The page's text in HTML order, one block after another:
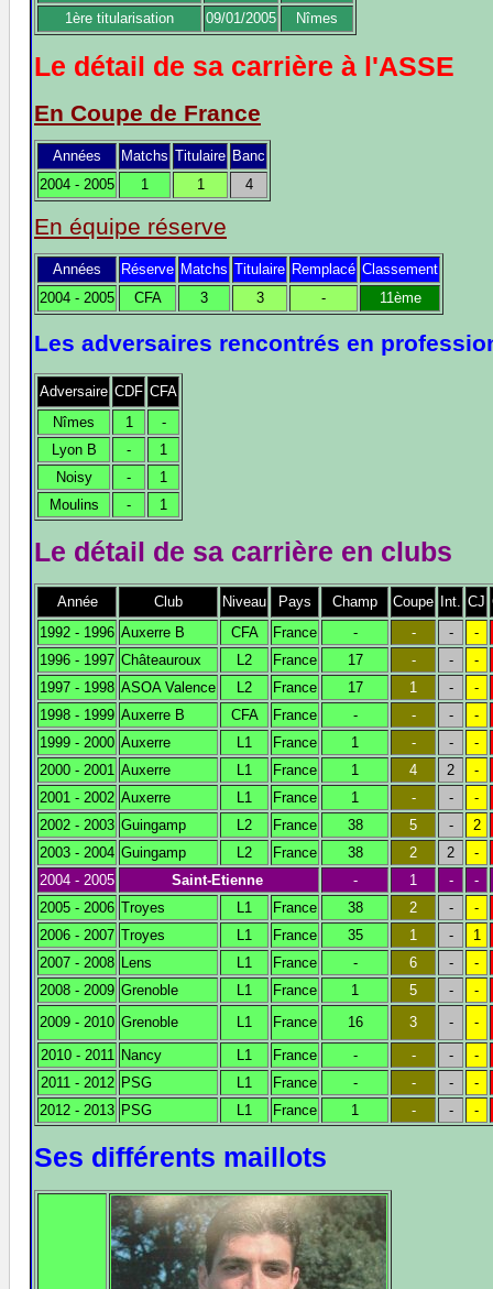
1ère titularisation
09/01/2005 Nîmes
Le détail de sa carrière à l'ASSE
En Coupe de France
Années Matchs Titulaire Banc
2004 - 2005
1 1 4
En équipe réserve
Années Réserve Matchs Titulaire Remplacé Classement
2004 - 2005
CFA 3 3 - 11ème
Les adversaires rencontrés en
Adversaire CDF CFA
Nîmes
1
-
Lyon B
-
1
Noisy
-
1
Moulins
- 1
Le détail de sa carrière en clubs
Année Club Niveau Pays Champ Coupe Int. CJ
1992 - 1996 Auxerre B CFA France - - -
-
1996 - 1997 Châteauroux L2 France 17 - -
-
1997 - 1998 ASOA Valence L2 France 17 1 -
-
1998 - 1999 Auxerre B CFA France - - -
-
1999 - 2000 Auxerre L1 France 1 - -
-
2000 - 2001 Auxerre L1 France 1 4 2
-
2001 - 2002 Auxerre L1 France 1 - -
-
2002 - 2003 Guingamp L2 France 38 5 -
2
2003 - 2004 Guingamp L2 France 38 2 2
-
2004 - 2005
Saint-Etienne - 1 -
-
2005 - 2006 Troyes L1 France 38 2 -
-
2006 - 2007 Troyes L1 France 35 1 -
1
2007 - 2008 Lens L1 France - 6 -
-
2008 - 2009 Grenoble L1 France 1 5 -
-
2009 - 2010 Grenoble L1 France 16 3 -
-
2010 - 2011 Nancy L1 France - - -
-
2011 - 2012 PSG L1 France - - -
-
2012 - 2013 PSG L1 France 1 - - -
Ses différents maillots